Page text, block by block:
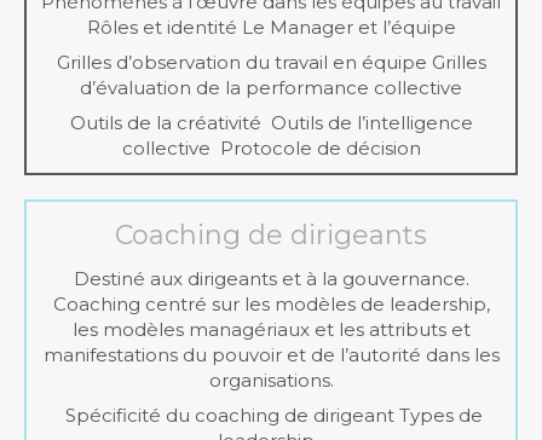
Rôles et identité Le Manager et l’équipe
Grilles d’observation du travail en équipe Grilles
d’évaluation de la performance collective
Outils de la créativité Outils de l’intelligence
collective Protocole de décision
Coaching de dirigeants
Destiné aux dirigeants et à la gouvernance.
Coaching centré sur les modèles de leadership,
les modèles managériaux et les attributs et
manifestations du pouvoir et de l’autorité dans les
organisations.
Spécificité du coaching de dirigeant Types de